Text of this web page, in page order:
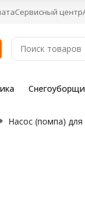
Сервисный центр
Насос (помпа) для